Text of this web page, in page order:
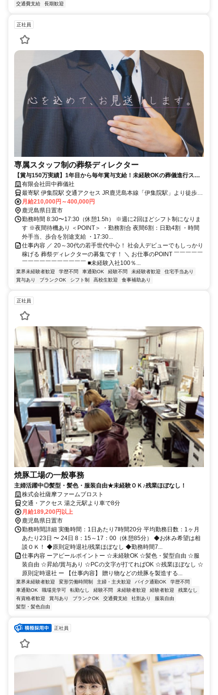
交通費支給
長期歓迎
正社員
専属スタッフ制の葬祭ディレクター
【賞与150万実績】1年目から毎年賞与支給！未経験OKの葬儀進行スタ
ッフ有限会社田中葬儀社
最寄駅 伊集院駅 交通アクセス JR鹿児島本線「伊集院駅」より徒歩8
分 ○車通勤OK！（駐車場あり）
月給210,000円～400,000円
鹿児島県日置市
勤務時間 8:30〜17:30（休憩1.5h） ※週に2回ほどシフト制になりま
す ※夜間待機あり ＜POINT＞ ・勤務割合 夜間6割：日勤4割 ・時間
外手当、歩合を別途支給 ・17:30...
仕事内容 ／ 20～30代の若手世代中心！ 社会人デビューでもしっかり
稼げる 葬祭ディレクターの募集です！ ＼ お仕事のPOINT ￣￣￣￣￣
￣￣￣￣￣￣￣￣￣￣￣ ■未経験入社100％...
業界未経験者歓迎 学歴不問 車通勤OK 経験不問 未経験者歓迎
住宅手当あり
賞与あり
ブランクOK シフト制 高校生歓迎 食事補助あり
正社員
焼豚工場の一般事務
主婦活躍中◎髪型・髪色・服装自由★未経験ＯＫ♪残業ほぼなし！
株式会社薩摩ファームブロスト
交通・アクセス 湯之元駅より車で8分
月給189,200円以上
鹿児島県日置市
勤務時間詳細 実働時間：1日あたり7時間20分 平均勤務日数：1ヶ月
あたり23日 〜 24日 8：15～17：00（休憩85分） ◆お休み希望は相
談ＯＫ！ ◆原則定時退社/残業ほぼなし ◆勤務時間7...
仕事内容 ーアピールポイントー ☆未経験OK ☆髪色・髪型自由 ☆服
装自由 ☆昇給/賞与あり ☆PCの文字が打てればOK ☆残業ほぼなし ☆
原則定時退社 ー 【仕事内容】 贈り物などの焼豚を製造する...
業界未経験者歓迎 変形労働時間制 主婦・主夫歓迎 バイク通勤OK
学歴不問
車通勤OK
職場見学可 転勤なし 経験不問 未経験者歓迎 経験者歓迎
残業なし
有資格者歓迎
賞与あり ブランクOK 交通費支給 社割あり
服装自由
髪型・髪色自由
正社員